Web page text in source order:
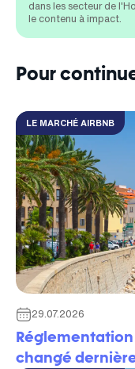
dans les secteur de
le contenu à impact.
Pour
LE MARCHÉ AIRBNB
29.07.2026
changé